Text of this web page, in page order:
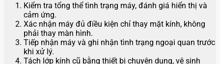
Kiểm tra tổng thể tình trạng máy, đánh giá hiển thị và
cảm ứng.
Xác nhận máy đủ điều kiện chỉ thay mặt kính, không
phải thay màn hình.
Tiếp nhận máy và ghi nhận tình trạng ngoại quan trước
khi xử lý.
Tách lớp kính cũ bằng thiết bị chuyên dụng, vệ sinh